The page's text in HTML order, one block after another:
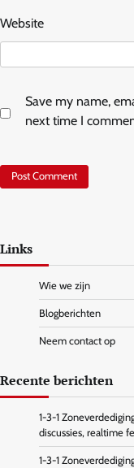
Website
Save my name,
next time I
Links
Wie we zijn
Blogberichten
Neem contact op
Recente berichten
1-3-1
discussies, realtime
1-3-1